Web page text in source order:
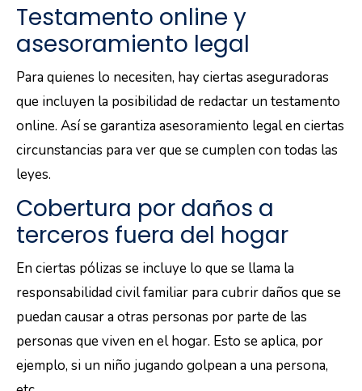
Testamento online y
asesoramiento legal
Para quienes lo necesiten, hay ciertas aseguradoras
que incluyen la posibilidad de redactar un testamento
online. Así se garantiza asesoramiento legal en ciertas
circunstancias para ver que se cumplen con todas las
leyes.
Cobertura por daños a
terceros fuera del hogar
En ciertas pólizas se incluye lo que se llama la
responsabilidad civil familiar para cubrir daños que se
puedan causar a otras personas por parte de las
personas que viven en el hogar. Esto se aplica, por
ejemplo, si un niño jugando golpean a una persona,